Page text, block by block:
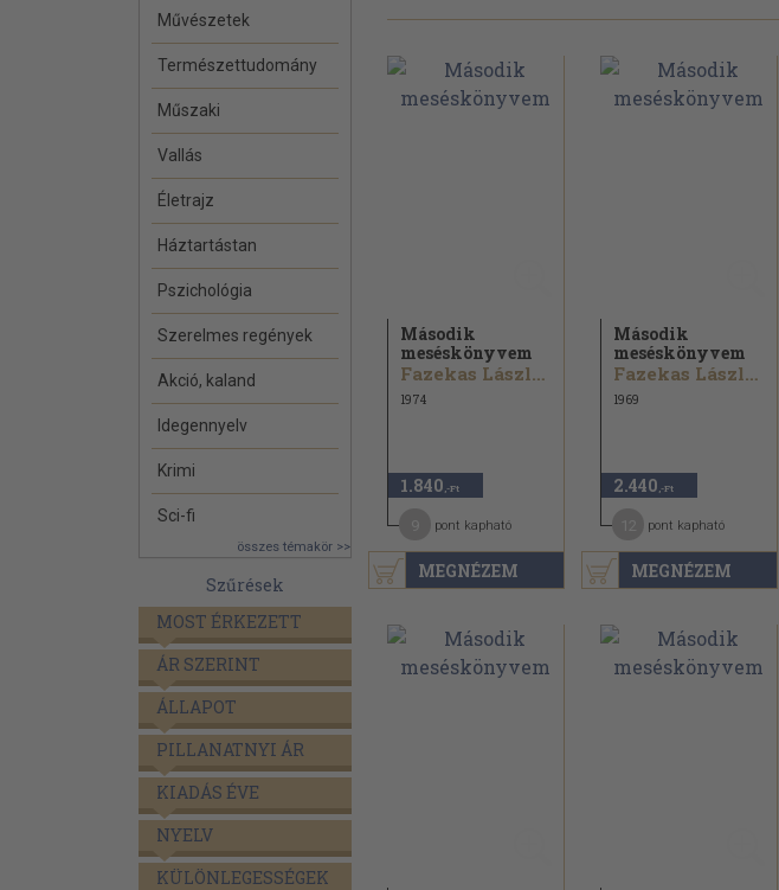
Művészetek
Természettudomány
Műszaki
Vallás
Életrajz
Háztartástan
Pszichológia
Szerelmes regények
Akció, kaland
Idegennyelv
Krimi
Sci-fi
összes témakör >>
Szűrések
MOST ÉRKEZETT
ÁR SZERINT
ÁLLAPOT
PILLANATNYI ÁR
KIADÁS ÉVE
NYELV
KÜLÖNLEGESSÉGEK
MEGNÉZEM
Második
meséskönyvem
Fazekas László...
1974
1.840 ,-Ft
pont kapható
MEGNÉZEM
Második
meséskönyvem
Fazekas László...
1969
2.440 ,-Ft
pont kapható